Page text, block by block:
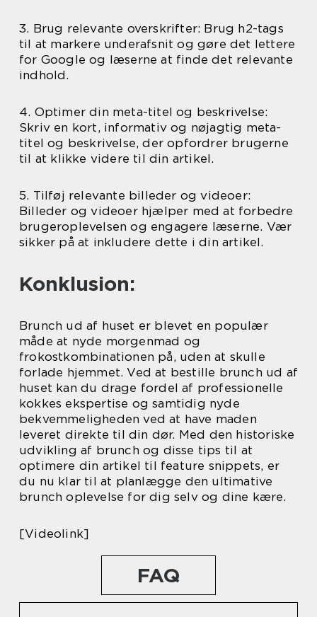
3. Brug relevante overskrifter: Brug h2-tags
til at markere underafsnit og gøre det lettere
for Google og læserne at finde det relevante
indhold.
4. Optimer din meta-titel og beskrivelse:
Skriv en kort, informativ og nøjagtig meta-
titel og beskrivelse, der opfordrer brugerne
til at klikke videre til din artikel.
5. Tilføj relevante billeder og videoer:
Billeder og videoer hjælper med at forbedre
brugeroplevelsen og engagere læserne. Vær
sikker på at inkludere dette i din artikel.
Konklusion:
Brunch ud af huset er blevet en populær
måde at nyde morgenmad og
frokostkombinationen på, uden at skulle
forlade hjemmet. Ved at bestille brunch ud af
huset kan du drage fordel af professionelle
kokkes ekspertise og samtidig nyde
bekvemmeligheden ved at have maden
leveret direkte til din dør. Med den historiske
udvikling af brunch og disse tips til at
optimere din artikel til feature snippets, er
du nu klar til at planlægge den ultimative
brunch oplevelse for dig selv og dine kære.
[Videolink]
FAQ